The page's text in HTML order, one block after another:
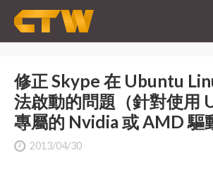
修正 Skype 在 Ubuntu
法啟動的問題（針對使用
專屬的 Nvidia 或 AMD 驅
2013/04/30